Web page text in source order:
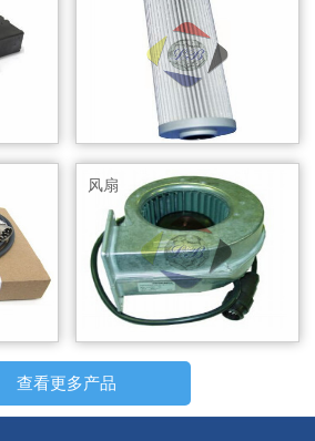
风扇
查看更多产品